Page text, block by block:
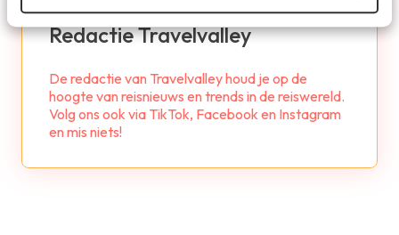
Redactie Travelvalley
De redactie van Travelvalley houd je op de
hoogte van reisnieuws en trends in de reiswereld.
Volg ons ook via TikTok, Facebook en Instagram
en mis niets!